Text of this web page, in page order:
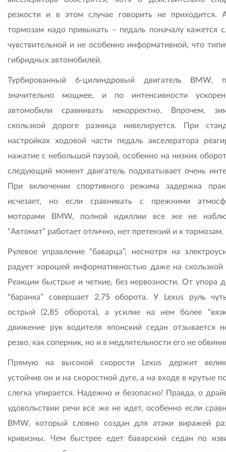
резкости и в этом случае говорить не приходится.
тормозам надо привыкать – педаль поначалу кажется
чувствительной и не особенно информативной, что
гибридных автомобилей.
Турбированный 6-цилиндровый двигатель BMW,
значительно мощнее, и по интенсивности
автомобили сравнивать некорректно. Впрочем,
скользкой дороге разница нивелируется. При
настройках ходовой части педаль акселератора
нажатие с небольшой паузой, особенно на низких
следующий момент двигатель подхватывает очень
При включении спортивного режима задержка
исчезает, но если сравнивать с прежними
моторами BMW, полной идиллии все же не
“Автомат” работает отлично, нет претензий и к тормозам.
Рулевое управление “баварца”, несмотря на
радует хорошей информативностью даже на скользкой
Реакции быстрые и четкие, без нервозности. От упора
“баранка” совершает 2,75 оборота. У Lexus руль
острый (2,85 оборота), а усилие на нем более
движение рук водителя японский седан отзывается
резво, как соперник, но и в медлительности его не
Прямую на высокой скорости Lexus держит
устойчив он и на скоростной дуге, а на входе в крутые
слегка упирается. Надежно и безопасно! Правда, о
удовольствии речи все же не идет, особенно если
BMW, который словно создан для атаки виражей
кривизны. Чем быстрее едет баварский седан по